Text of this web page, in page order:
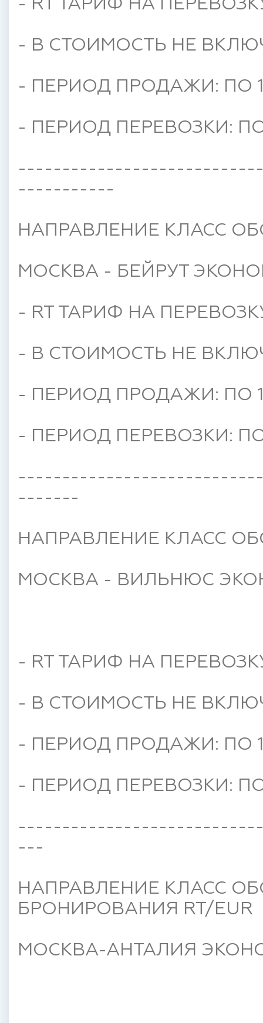
- RT ТАРИФ НА
- В СТОИМОСТЬ НЕ
- ПЕРИОД ПРОДАЖИ: ПО
- ПЕРИОД ПЕРЕВОЗКИ: ПО
-----------
НАПРАВЛЕНИЕ КЛАСС
МОСКВА - БЕЙРУТ
- RT ТАРИФ НА
- В СТОИМОСТЬ НЕ
- ПЕРИОД ПРОДАЖИ: ПО
- ПЕРИОД ПЕРЕВОЗКИ: ПО
-------
НАПРАВЛЕНИЕ КЛАСС
МОСКВА - ВИЛЬНЮС
- RT ТАРИФ НА
- В СТОИМОСТЬ НЕ
- ПЕРИОД ПРОДАЖИ: ПО
- ПЕРИОД ПЕРЕВОЗКИ: ПО
---
НАПРАВЛЕНИЕ КЛАСС
БРОНИРОВАНИЯ RT/EUR
МОСКВА-АНТАЛИЯ